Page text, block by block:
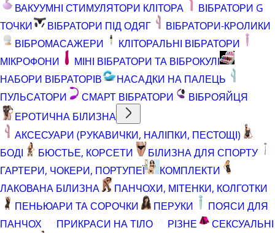
ВАКУУМНІ СТИМУЛЯТОРИ КЛІТОРА
ВІБРАТОРИ G
ТОЧКИ
ВІБРАТОРИ ПІД ОДЯГ
ВІБРАТОРИ-КРОЛИКИ
ВІБРОМАСАЖЕРИ
КЛІТОРАЛЬНІ ВІБРАТОРИ
МІКРОФОНИ
МІНІ ВІБРАТОРИ ТА ВІБРОКУЛІ
НАБОРИ ВІБРАТОРІВ
НАСАДКИ НА ПАЛЕЦЬ
ПУЛЬСАТОРИ
СМАРТ ВІБРАТОРИ
ВІБРОЯЙЦЯ
ЕРОТИЧНА БІЛИЗНА
АКСЕСУАРИ (РУКАВИЧКИ, НАЛІПКИ, ПЕСТОЩІ)
БОДІ
БЮСТЬЕ, КОРСЕТИ
БІЛИЗНА ДЛЯ СПОРТУ
ГАРТЕРИ, ЧОКЕРИ, ПОРТУПЕЇ
КОМПЛЕКТИ
ЛАКОВАНА БІЛИЗНА
ПАНЧОХИ, МІТЕНКИ, КОЛГОТКИ
ПЕНЬЮАРИ ТА СОРОЧКИ
ПЕРУКИ
ПОЯСИ ДЛЯ
ПАНЧОХ
ПРИКРАСИ НА ТІЛО РІЗНЕ
СЕКСУАЛЬНІ